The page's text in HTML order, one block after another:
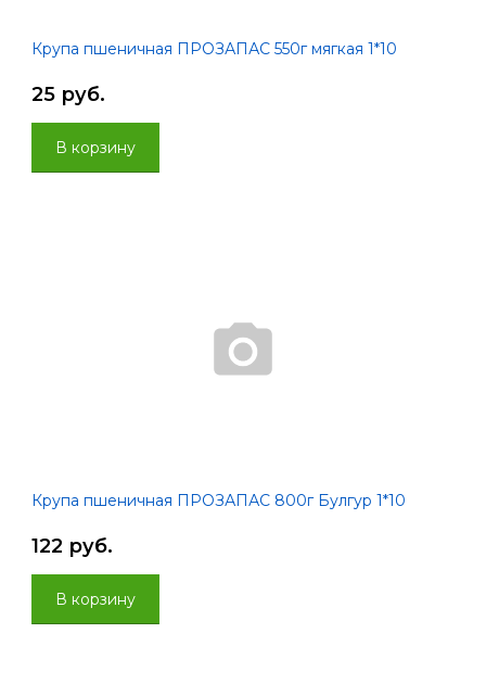
Крупа пшеничная ПРОЗАПАС 550г мягкая 1*10
25 руб.
В корзину
Крупа пшеничная ПРОЗАПАС 800г Булгур 1*10
122 руб.
В корзину